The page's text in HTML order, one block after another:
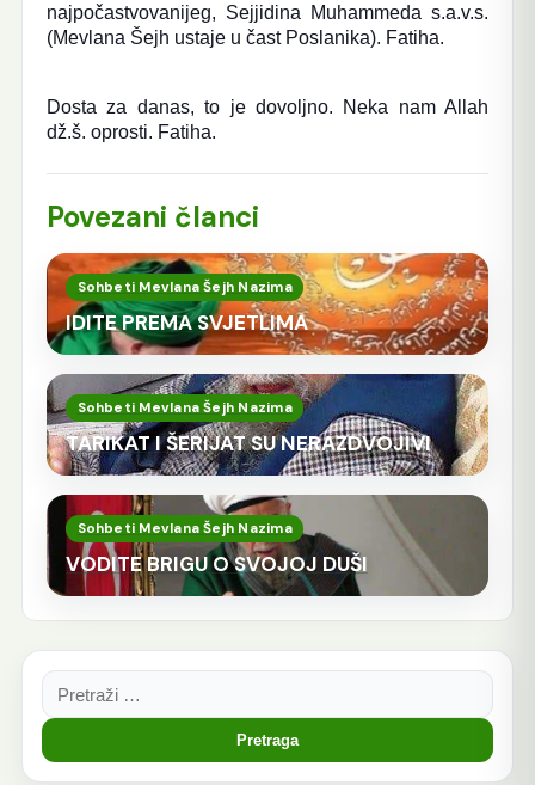
najpočastvovanijeg, Sejjidina Muhammeda s.a.v.s.
(Mevlana Šejh ustaje u čast Poslanika). Fatiha.
Dosta za danas, to je dovoljno. Neka nam Allah
dž.š. oprosti. Fatiha.
Povezani članci
Sohbeti Mevlana Šejh Nazima
IDITE PREMA SVJETLIMA
Sohbeti Mevlana Šejh Nazima
TARIKAT I ŠERIJAT SU NERAZDVOJIVI
Sohbeti Mevlana Šejh Nazima
VODITE BRIGU O SVOJOJ DUŠI
Pretraga: